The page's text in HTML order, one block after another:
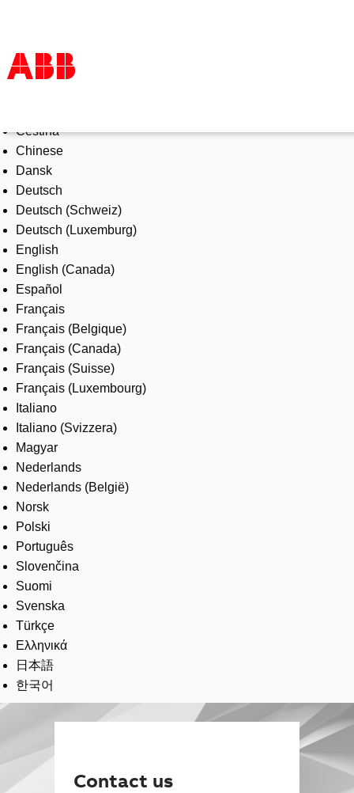
Products & Solutions
Industries
Services
About us
Where to buy
Contact us
Careers
Čeština
Chinese
Dansk
Deutsch
Deutsch (Schweiz)
Deutsch (Luxemburg)
English
English (Canada)
Español
Français
Français (Belgique)
Français (Canada)
Français (Suisse)
Français (Luxembourg)
Italiano
Italiano (Svizzera)
Magyar
Nederlands
Nederlands (België)
Norsk
Polski
Português
Slovenčina
Suomi
Svenska
Türkçe
Ελληνικά
日本語
한국어
Contact us